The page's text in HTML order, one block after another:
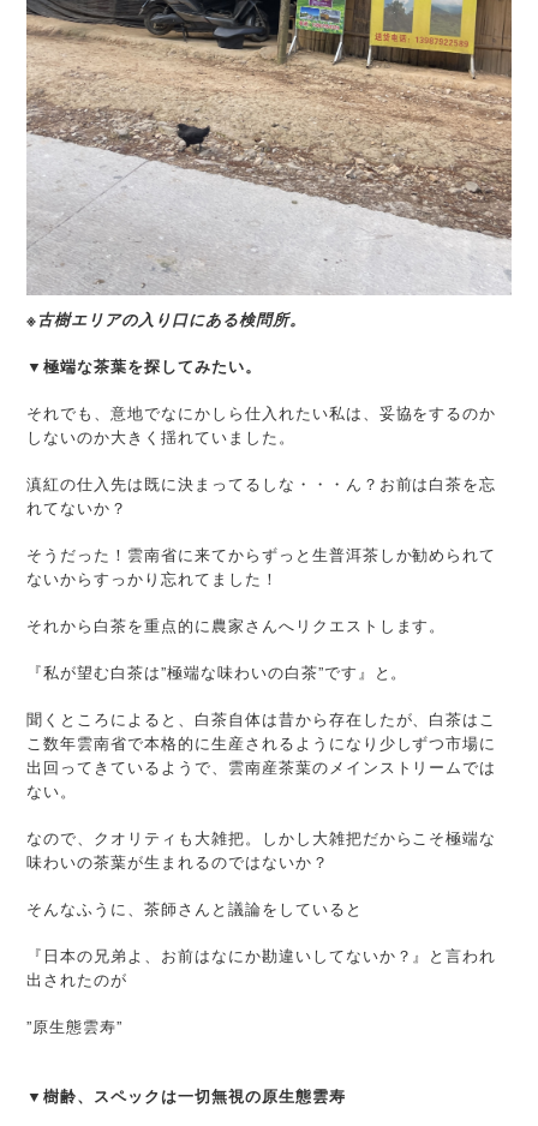
※古樹エリアの入り口にある検問所。
▼極端な茶葉を探してみたい。
それでも、意地でなにかしら仕入れたい私は、妥協をするのか
しないのか大きく揺れていました。
滇紅の仕入先は既に決まってるしな・・・ん？お前は白茶を忘
れてないか？
そうだった！雲南省に来てからずっと生普洱茶しか勧められて
ないからすっかり忘れてました！
それから白茶を重点的に農家さんへリクエストします。
『私が望む白茶は”極端な味わいの白茶”です』と。
聞くところによると、白茶自体は昔から存在したが、白茶はこ
こ数年雲南省で本格的に生産されるようになり少しずつ市場に
出回ってきているようで、雲南産茶葉のメインストリームでは
ない。
なので、クオリティも大雑把。しかし大雑把だからこそ極端な
味わいの茶葉が生まれるのではないか？
そんなふうに、茶師さんと議論をしていると
『日本の兄弟よ、お前はなにか勘違いしてないか？』と言われ
出されたのが
”原生態雲寿”
▼樹齢、スペックは一切無視の原生態雲寿